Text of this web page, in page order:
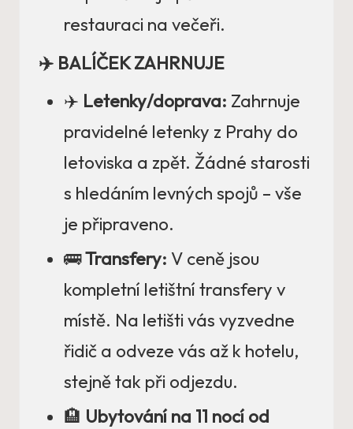
restauraci na večeři.
✈️ BALÍČEK ZAHRNUJE
✈️ Letenky/doprava: Zahrnuje
pravidelné letenky z Prahy do
letoviska a zpět. Žádné starosti
s hledáním levných spojů – vše
je připraveno.
🚌Transfery: V ceně jsou
kompletní letištní transfery v
místě. Na letišti vás vyzvedne
řidič a odveze vás až k hotelu,
stejně tak při odjezdu.
🏨 Ubytování na 11 nocí od